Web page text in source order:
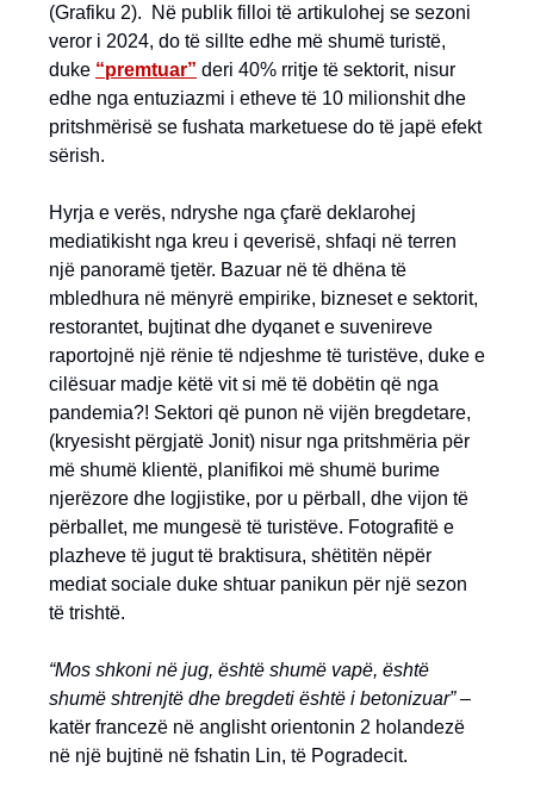
(Grafiku 2). Në publik filloi të artikulohej se sezoni
veror i 2024, do të sillte edhe më shumë turistë,
duke “premtuar” deri 40% rritje të sektorit, nisur
edhe nga entuziazmi i etheve të 10 milionshit dhe
pritshmërisë se fushata marketuese do të japë efekt
sërish.
Hyrja e verës, ndryshe nga çfarë deklarohej
mediatikisht nga kreu i qeverisë, shfaqi në terren
një panoramë tjetër. Bazuar në të dhëna të
mbledhura në mënyrë empirike, bizneset e sektorit,
restorantet, bujtinat dhe dyqanet e suvenireve
raportojnë një rënie të ndjeshme të turistëve, duke e
cilësuar madje këtë vit si më të dobëtin që nga
pandemia?! Sektori që punon në vijën bregdetare,
(kryesisht përgjatë Jonit) nisur nga pritshmëria për
më shumë klientë, planifikoi më shumë burime
njerëzore dhe logjistike, por u përball, dhe vijon të
përballet, me mungesë të turistëve. Fotografitë e
plazheve të jugut të braktisura, shëtitën nëpër
mediat sociale duke shtuar panikun për një sezon
të trishtë.
“Mos shkoni në jug, është shumë vapë, është
shumë shtrenjtë dhe bregdeti është i betonizuar” –
katër francezë në anglisht orientonin 2 holandezë
në një bujtinë në fshatin Lin, të Pogradecit.